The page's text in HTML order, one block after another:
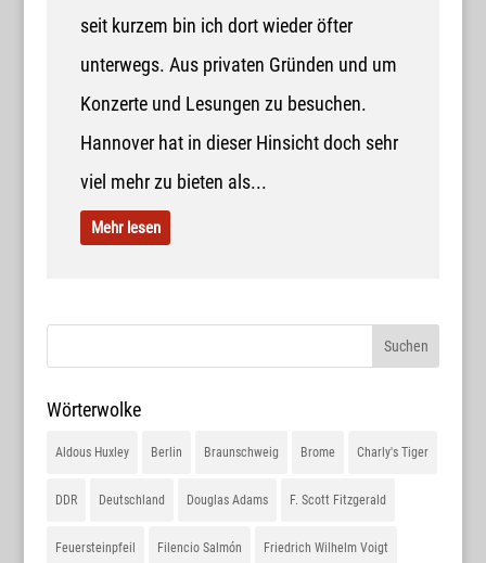
seit kurzem bin ich dort wieder öfter
unterwegs. Aus privaten Gründen und um
Konzerte und Lesungen zu besuchen.
Hannover hat in dieser Hinsicht doch sehr
viel mehr zu bieten als...
Mehr lesen
Wörterwolke
Aldous Huxley Berlin Braunschweig Brome Charly's Tiger
DDR Deutschland Douglas Adams F. Scott Fitzgerald
Feuersteinpfeil Filencio Salmón Friedrich Wilhelm Voigt